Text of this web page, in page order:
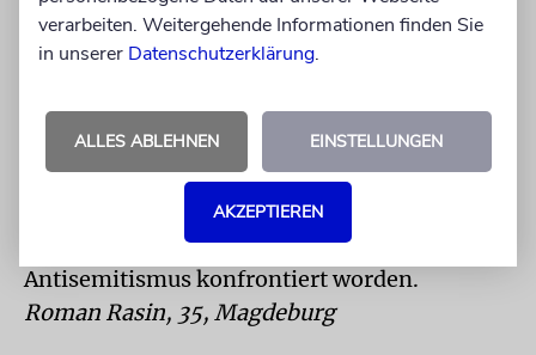
und mit welchen Argumenten sie geführt
wird. Ich kenne auch die Kolumnen von Herrn
war das kein Thema. Meine Freunde wissen,
dass ich Jude bin und haben keine Probleme
damit. Außer beruflich als Polizist – aktuell
beim großen Neonazi-Aufmarsch in
Magdeburg – bin ich noch nie mit
Antisemitismus konfrontiert worden.
Roman Rasin, 35, Magdeburg
verarbeiten. Weitergehende Informationen finden Sie
in unserer Datenschutzerklärung.
ALLES ABLEHNEN EINSTELLUNGEN
AKZEPTIEREN